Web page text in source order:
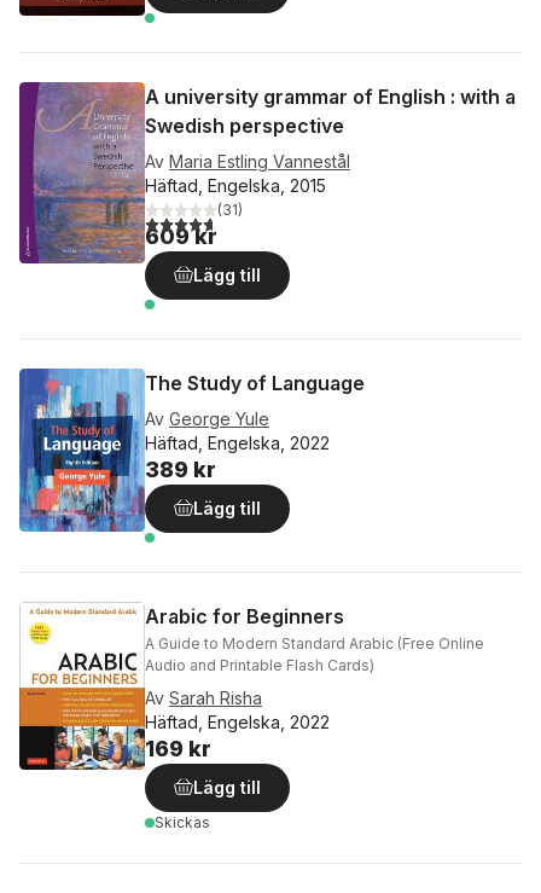
A university grammar of English : with a
Swedish perspective
Av Maria Estling Vannestål
Häftad, Engelska, 2015
4,7utav 5 stjärnor. Totalt antal röster:
(31)
609 kr
Lägg till
The Study of Language
Av George Yule
Häftad, Engelska, 2022
389 kr
Lägg till
Arabic for Beginners
A Guide to Modern Standard Arabic (Free Online
Audio and Printable Flash Cards)
Av Sarah Risha
Häftad, Engelska, 2022
169 kr
Lägg till
Skickas